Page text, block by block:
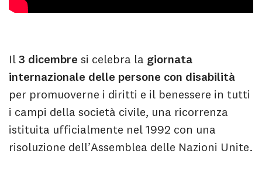
Il 3 dicembre si celebra la giornata
internazionale delle persone con disabilità
per promuoverne i diritti e il benessere in tutti
i campi della società civile, una ricorrenza
istituita ufficialmente nel 1992 con una
risoluzione dell’Assemblea delle Nazioni Unite.